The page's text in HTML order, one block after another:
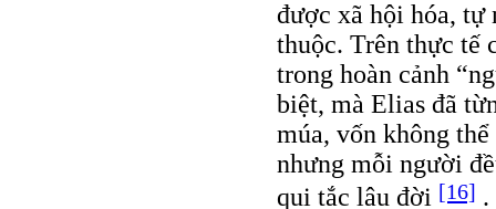
được xã hội hóa, tự
thuộc. Trên thực tế
trong hoàn cảnh
biệt, mà Elias đã
múa, vốn không
nhưng mỗi người
qui tắc lâu đời [16] .